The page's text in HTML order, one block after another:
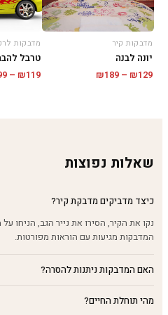
מדבקות קיר
יונה לבנה
₪129
–
₪189
מדבקות
טרבל
₪119
–
שאלות נפוצות
כיצד מדביקים מדבקת קיר?
נקו את הקיר, הסירו את נייר הגב, הניחו
המדבקות מגיעות עם הוראות מפורטות.
האם המדבקות ניתנות להסרה?
מהי תוחלת החיים?